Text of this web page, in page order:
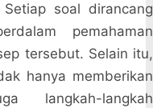
soal dirancang
pemahaman
tersebut. Selain itu,
hanya memberikan
langkah-langkah